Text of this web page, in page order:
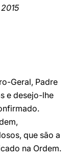
Geral, Padre
e desejo-lhe
que são a
na Ordem.